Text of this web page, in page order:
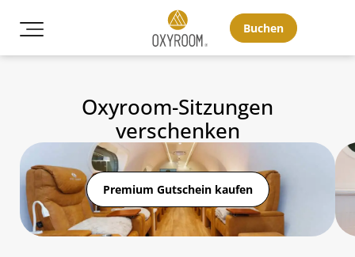
Buchen
Oxyroom-Sitzungen
verschenken
Premium Gutschein kaufen